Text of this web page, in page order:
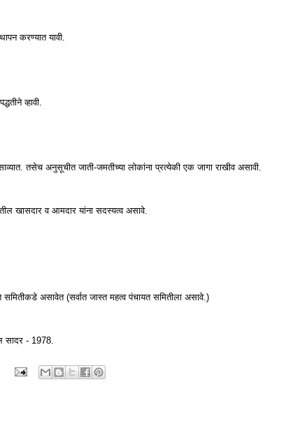
करण्यात यावी.
व्हावी.
तसेच अनुसूचीत जाती-जमतीच्या लोकांना प्रत्येकी एक जागा राखीव असावी.
खासदार व आमदार यांना सदस्यत्व असावे.
समितीकडे असावेत (सर्वात जास्त महत्व पंचायत समितीला असावे.)
सादर - 1978.